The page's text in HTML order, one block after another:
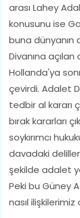
arası Lahey
konusunu ise
buna dünyanın
Divanına
Hollanda'ya
çevirdi. Adalet
tedbir al kararı
bırak kararları
soykırımcı
davadaki
şekilde adalet
Peki bu Güney
nasıl